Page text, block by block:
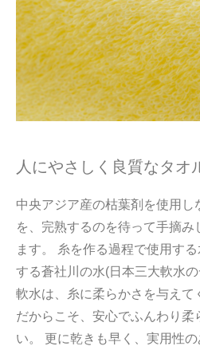
人にやさしく良質なタオ
中央アジア産の枯葉剤を使用し
を、完熟するのを待って手摘み
ます。 糸を作る過程で使用す
する蒼社川の水(日本三大軟水
軟水は、糸に柔らかさを与えて
だからこそ、安心でふんわり柔
い。 更に乾きも早く、実用性